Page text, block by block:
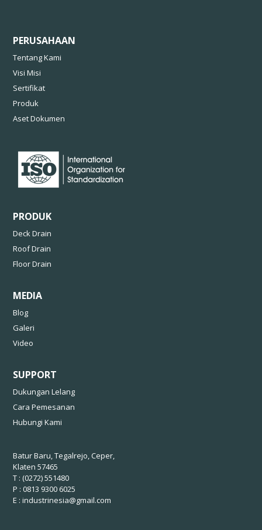
PERUSAHAAN
Tentang Kami
Visi Misi
Sertifikat
Produk
Aset Dokumen
PRODUK
Deck Drain
Roof Drain
Floor Drain
MEDIA
Blog
Galeri
Video
SUPPORT
Dukungan Lelang
Cara Pemesanan
Hubungi Kami
Batur Baru, Tegalrejo, Ceper,
Klaten 57465
T : (0272) 551480
P : 0813 9300 6025
E :industrinesia@gmail.com